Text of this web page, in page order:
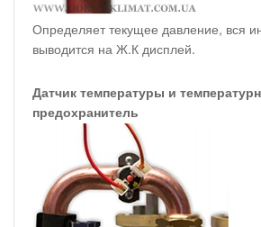
Определяет текущее давление, вся
выводится на Ж.К дисплей.
Датчик температуры и
предохранитель